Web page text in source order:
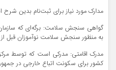
مدارک مورد نیاز برای ثبت‌نام بدین
گواهی سنجش سلامت: برگه‌ای که
به منظور سنجش سلامت نوآموزان قبل
مدرک اقامتی: مدرکی است که توسط
کشور برای سکونت اتباع خارجی در